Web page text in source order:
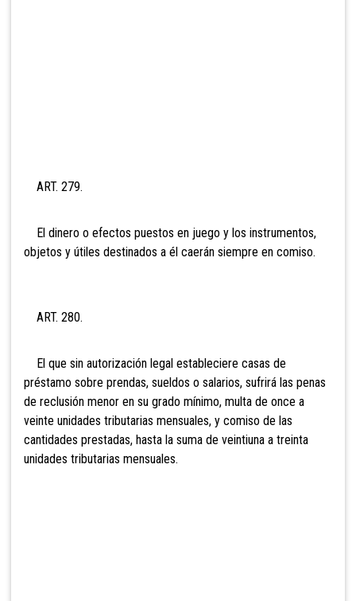
ART. 279.
El dinero o efectos puestos en juego y los instrumentos,
objetos y útiles destinados a él caerán siempre en comiso.
ART. 280.
El que sin autorización legal estableciere casas de
préstamo sobre prendas, sueldos o salarios, sufrirá las penas
de reclusión menor en su grado mínimo, multa de once a
veinte unidades tributarias mensuales, y comiso de las
cantidades prestadas, hasta la suma de veintiuna a treinta
unidades tributarias mensuales.